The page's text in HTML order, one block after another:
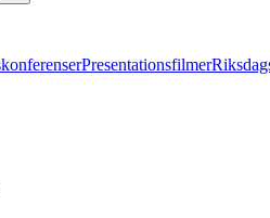
Presentationsfilmer